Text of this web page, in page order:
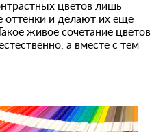
цветов лишь
и делают их еще
живое сочетание цветов
а вместе с тем